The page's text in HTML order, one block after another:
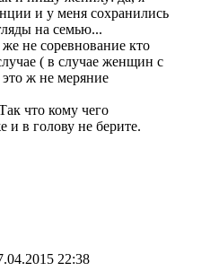
и у меня сохранились
на семью...
не соревнование кто
( в случае женщин с
это ж не меряние
что кому чего
и в голову не берите.
22:38